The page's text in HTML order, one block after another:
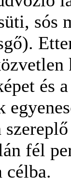
sós
és
fél
célba.